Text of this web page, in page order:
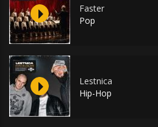
Faster
Pop
Lestnica
Hip-Hop